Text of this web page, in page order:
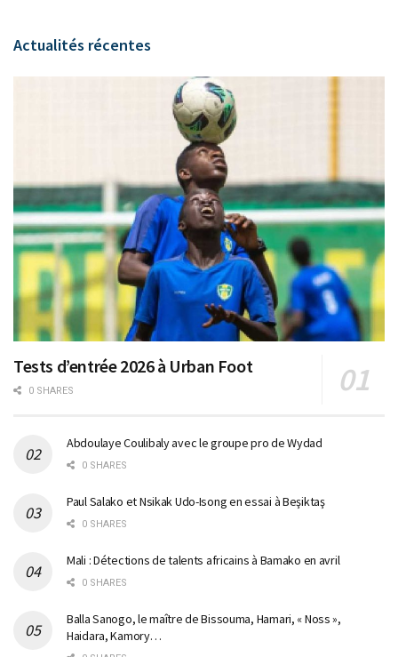
Actualités récentes
Tests d’entrée 2026 à Urban Foot
0 SHARES
Abdoulaye Coulibaly avec le groupe pro de Wydad
0 SHARES
Paul Salako et Nsikak Udo-Isong en essai à Beşiktaş
0 SHARES
Mali : Détections de talents africains à Bamako en avril
0 SHARES
Balla Sanogo, le maître de Bissouma, Hamari, « Noss »,
Haidara, Kamory…